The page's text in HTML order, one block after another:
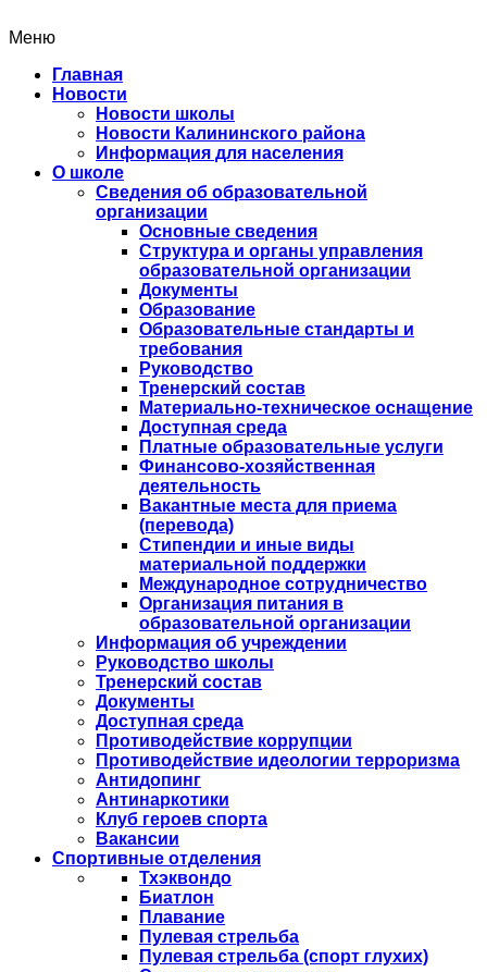
Меню
Главная
Новости
Новости школы
Новости Калининского района
Информация для населения
О школе
Сведения об образовательной
организации
Основные сведения
Структура и органы управления
образовательной организации
Документы
Образование
Образовательные стандарты и
требования
Руководство
Тренерский состав
Материально-техническое оснащение
Доступная среда
Платные образовательные услуги
Финансово-хозяйственная
деятельность
Вакантные места для приема
(перевода)
Стипендии и иные виды
материальной поддержки
Международное сотрудничество
Организация питания в
образовательной организации
Информация об учреждении
Руководство школы
Тренерский состав
Документы
Доступная среда
Противодействие коррупции
Противодействие идеологии терроризма
Антидопинг
Антинаркотики
Клуб героев спорта
Вакансии
Спортивные отделения
Тхэквондо
Биатлон
Плавание
Пулевая стрельба
Пулевая стрельба (спорт глухих)